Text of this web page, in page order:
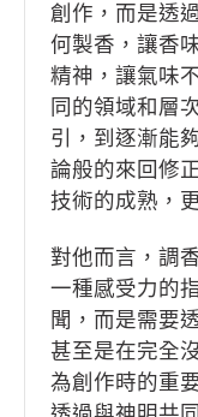
創作，而是透
何製香，讓香
精神，讓氣味
同的領域和層
引，到逐漸能
論般的來回修
技術的成熟，
對他而言，調
一種感受力的
聞，而是需要
甚至是在完全
為創作時的重